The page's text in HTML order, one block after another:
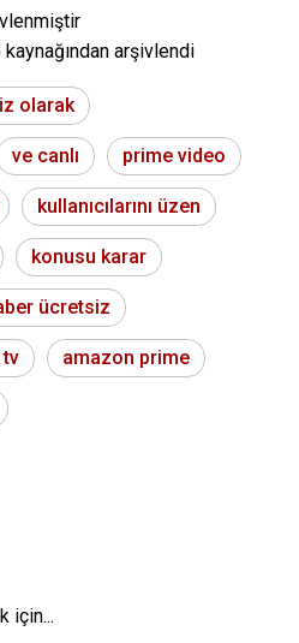
kaynağından arşivlendi
olarak
ve canlı prime video
kullanıcılarını üzen
konusu karar
ücretsiz
tv amazon prime
için...